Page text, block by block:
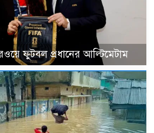
ফুটবল প্রধানের আল্টিমেটাম